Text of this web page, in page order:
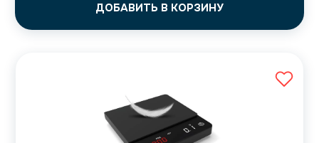
ДОБАВИТЬ В КОРЗИНУ